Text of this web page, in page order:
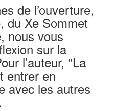
de l’ouverture,
du Xe Sommet
nous vous
sur la
l’auteur, "La
entrer en
avec les autres